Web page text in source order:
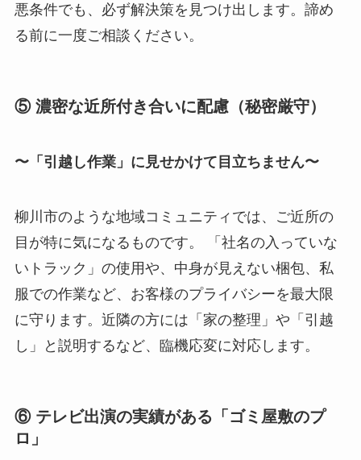
悪条件でも、必ず解決策を見つけ出します。諦め
る前に一度ご相談ください。
⑤ 濃密な近所付き合いに配慮（秘密厳守）
〜「引越し作業」に見せかけて目立ちません〜
柳川市のような地域コミュニティでは、ご近所の
目が特に気になるものです。 「社名の入っていな
いトラック」の使用や、中身が見えない梱包、私
服での作業など、お客様のプライバシーを最大限
に守ります。近隣の方には「家の整理」や「引越
し」と説明するなど、臨機応変に対応します。
⑥ テレビ出演の実績がある「ゴミ屋敷のプ
ロ」